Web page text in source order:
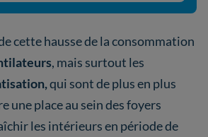
cette hausse de la consommation
, mais surtout les
qui sont de plus en plus
une place au sein des foyers
les intérieurs en période de